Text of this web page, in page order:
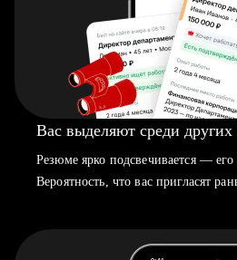
Вас выделяют среди других
Резюме ярко подсвечивается —
Вероятность, что вас пригласят